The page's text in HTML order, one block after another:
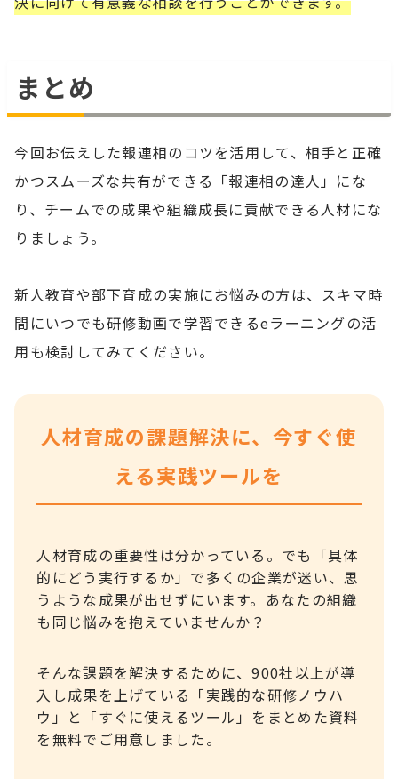
まとめ
今回お伝えした報連相のコツを活用して、相手と正確
かつスムーズな共有ができる「報連相の達人」にな
り、チームでの成果や組織成長に貢献できる人材にな
りましょう。
新人教育や部下育成の実施にお悩みの方は、スキマ時
間にいつでも研修動画で学習できるeラーニングの活
用も検討してみてください。
人材育成の課題解決に、今すぐ使
える実践ツールを
人材育成の重要性は分かっている。でも「具体
的にどう実行するか」で多くの企業が迷い、思
うような成果が出せずにいます。あなたの組織
も同じ悩みを抱えていませんか？
そんな課題を解決するために、900社以上が導
入し成果を上げている「実践的な研修ノウハ
ウ」と「すぐに使えるツール」をまとめた資料
を無料でご用意しました。